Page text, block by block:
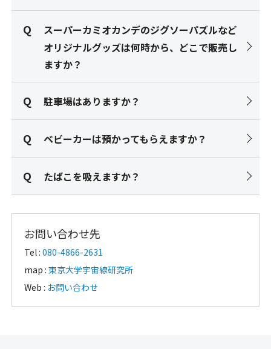
スーパーカミオカンデのジグソーパズルなど
オリジナルグッズは何時から、どこで販売し
ますか？
駐車場はありますか？
ベビーカーは預かってもらえますか？
たばこを吸えますか？
お問い合わせ先
Tel : 080-4866-2631
map : 東京大学宇宙線研究所
Web : お問い合わせ